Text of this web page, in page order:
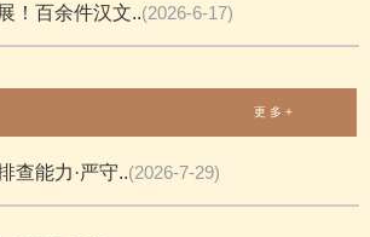
！百余件汉文..(2026-6-17)
更 多 +
查能力·严守..(2026-7-29)